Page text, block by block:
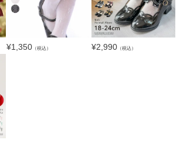
¥1,350 （税込） ¥2,990（税込）